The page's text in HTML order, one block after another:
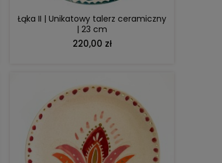
Łąka II | Unikatowy talerz ceramiczny
| 23 cm
220,00 zł